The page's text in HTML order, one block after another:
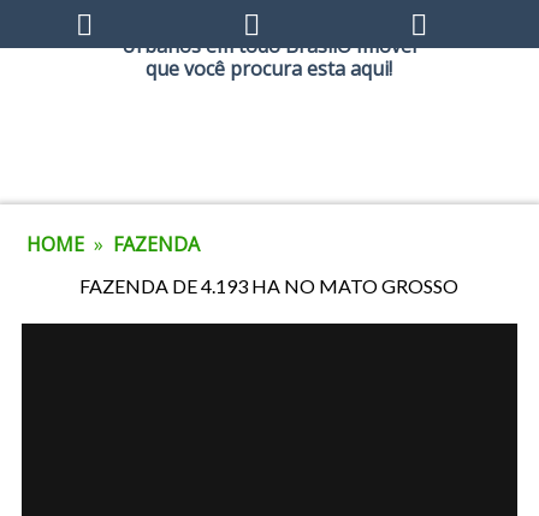
HOME » FAZENDA
FAZENDA DE 4.193 HA NO MATO GROSSO